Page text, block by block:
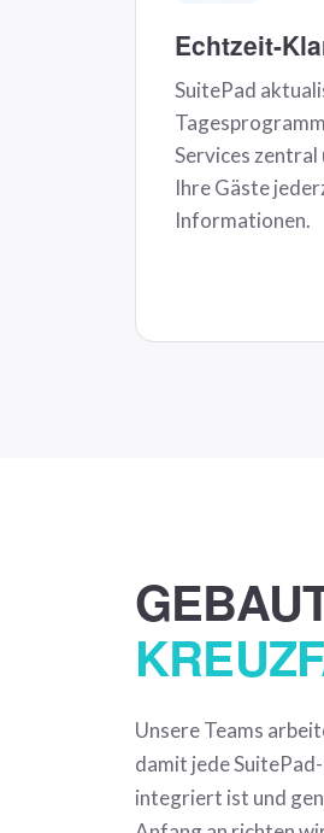
Echtzeit-
SuitePad
Services zentral
Ihre Gäste
Informationen.
Unsere Teams
damit jede
integriert ist und